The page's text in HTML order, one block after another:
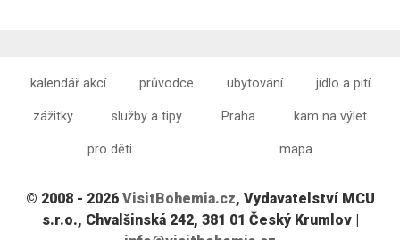
kalendář akcí průvodce ubytování jídlo a pití
zážitky služby a tipy Praha kam na výlet
pro děti mapa
© 2008 - 2026 VisitBohemia.cz, Vydavatelství MCU
s.r.o., Chvalšinská 242, 381 01 Český Krumlov |